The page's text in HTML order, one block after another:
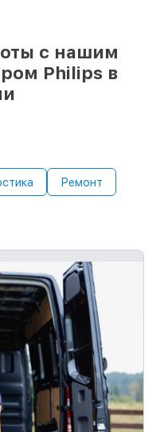
с нашим
Philips в
Ремонт